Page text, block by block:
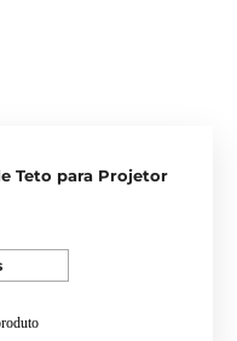
Teto para Projetor